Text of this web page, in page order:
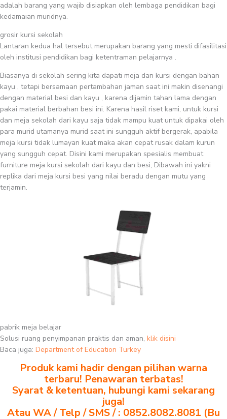
adalah barang yang wajib disiapkan oleh lembaga pendidikan bagi
kedamaian muridnya.
grosir kursi sekolah
Lantaran kedua hal tersebut merupakan barang yang mesti difasilitasi
oleh institusi pendidikan bagi ketentraman pelajarnya .
Biasanya di sekolah sering kita dapati meja dan kursi dengan bahan
kayu , tetapi bersamaan pertambahan jaman saat ini makin disenangi
dengan material besi dan kayu , karena dijamin tahan lama dengan
pakai material berbahan besi ini. Karena hasil riset kami, untuk kursi
dan meja sekolah dari kayu saja tidak mampu kuat untuk dipakai oleh
para murid utamanya murid saat ini sungguh aktif bergerak, apabila
meja kursi tidak lumayan kuat maka akan cepat rusak dalam kurun
yang sungguh cepat. Disini kami merupakan spesialis membuat
furniture meja kursi sekolah dari kayu dan besi, Dibawah ini yakni
replika dari meja kursi besi yang nilai beradu dengan mutu yang
terjamin.
pabrik meja belajar
Solusi ruang penyimpanan praktis dan aman, klik disini
Baca juga: Department of Education Turkey
Produk kami hadir dengan pilihan warna
terbaru! Penawaran terbatas!
Syarat & ketentuan, hubungi kami sekarang
juga!
Atau WA / Telp / SMS / : 0852.8082.8081 (Bu